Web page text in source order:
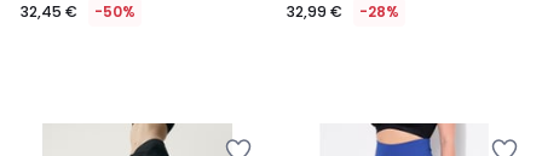
32,45 € -50% 32,99 € -28%